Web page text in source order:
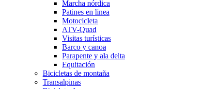
Marcha nórdica
Patines en linea
Motocicleta
ATV-Quad
Visitas turísticas
Barco y canoa
Parapente y ala delta
Equitación
Bicicletas de montaña
Transalpinas